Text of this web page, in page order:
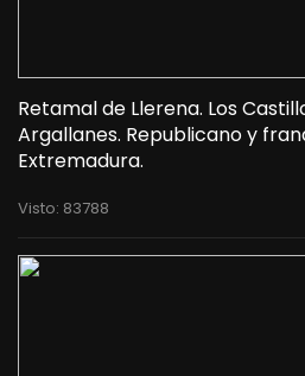
Retamal de Llerena. Los
Argallanes. Republicano y
Extremadura.
Visto: 83788